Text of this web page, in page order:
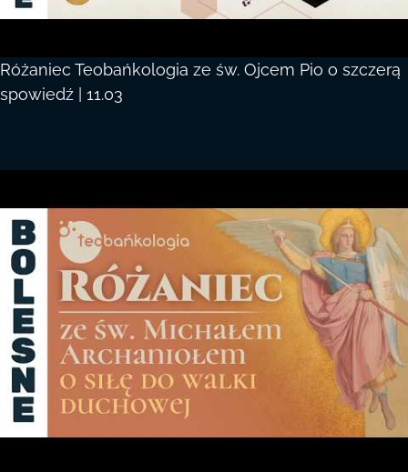
Różaniec Teobańkologia ze św. Ojcem Pio o szczerą
spowiedź | 11.03